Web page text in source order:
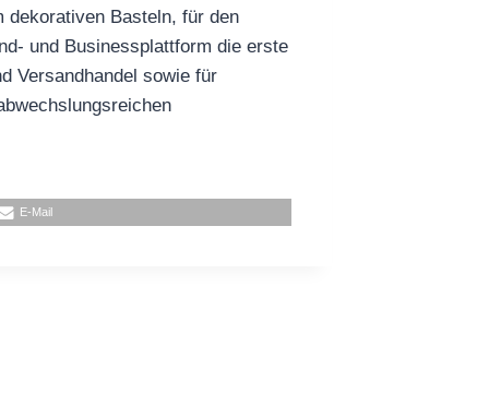
dekorativen Basteln, für den
und Businessplattform die erste
Versandhandel sowie für
E-Mail